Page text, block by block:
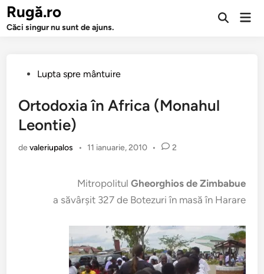
Sari
conținut
Rugă.ro
Căci singur nu sunt de ajuns.
Deschide
PublicatLupta spre mântuire
Ortodoxia în Africa (Monahul
Leontie)
devaleriupalos • 11 ianuarie, 2010 • 2
Mitropolitul Gheorghios de Zimbabue
a săvârşit 327 de Botezuri în masă în Harare